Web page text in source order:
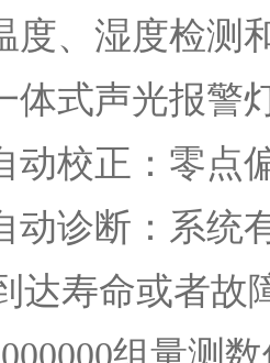
度、湿度检测
体式声光报警
动校正：零点
动诊断：系统
达寿命或者故
组量测